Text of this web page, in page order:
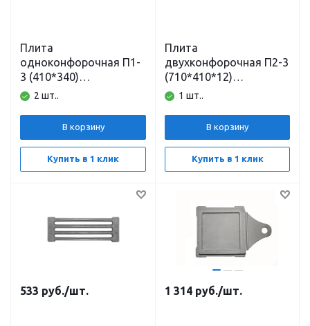
Плита
одноконфорочная П1-
3 (410*340)
неокрашенная
2 шт..
В корзину
Купить в 1 клик
Плита
двухконфорочная П2-3
(710*410*12)
неокрашенная
1 шт..
В корзину
Купить в 1 клик
533 руб./шт. 1 314 руб./шт.